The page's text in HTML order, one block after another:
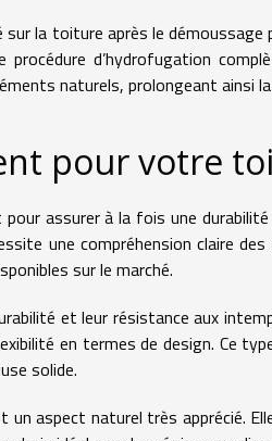
la toiture après le
d’hydrofugation
naturels, prolongeant ainsi
pour votre
assurer à la fois une
une compréhension claire
sur le marché.
et leur résistance aux
en termes de design. Ce
solide.
un aspect naturel très apprécié.